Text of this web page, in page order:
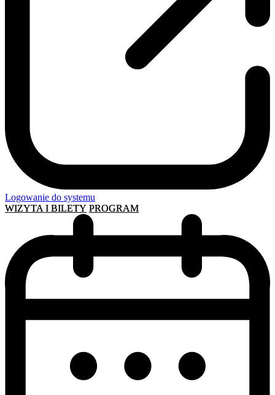
Logowanie do systemu
WIZYTA I BILETY PROGRAM